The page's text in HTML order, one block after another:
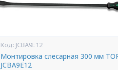
JCBA9E12
Монтировка слесарная 300 мм
JCBA9E12